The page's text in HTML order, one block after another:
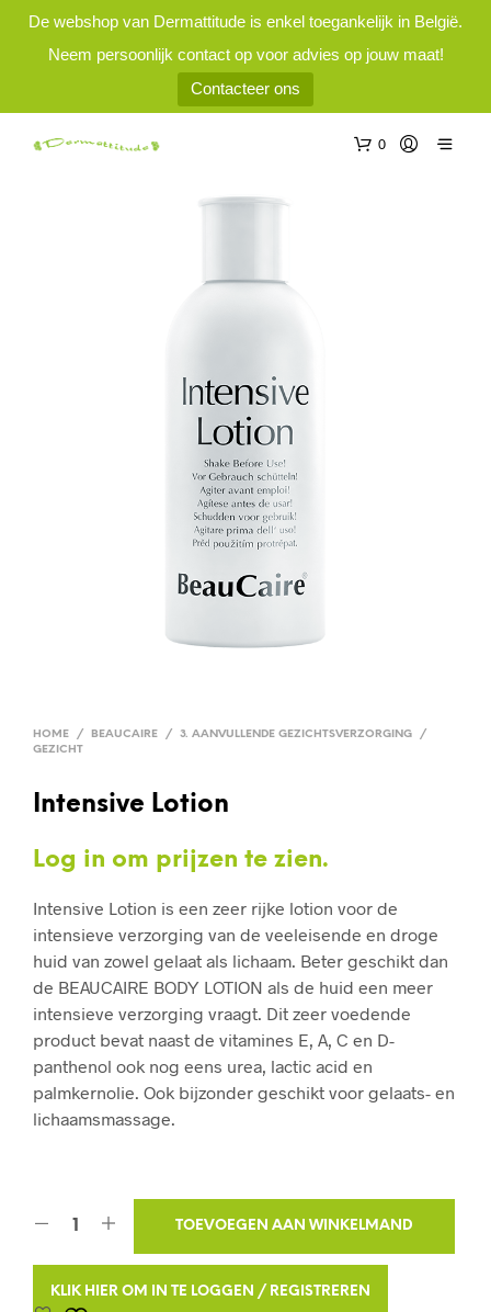
De webshop van Dermattitude is enkel toegankelijk in België.
Neem persoonlijk contact op voor advies op jouw maat!
Contacteer ons
0
HOME / BEAUCAIRE / 3. AANVULLENDE GEZICHTSVERZORGING
/
GEZICHT
Intensive Lotion
Log in om prijzen te zien.
Intensive Lotion is een zeer rijke lotion voor de
intensieve verzorging van de veeleisende en droge
huid van zowel gelaat als lichaam. Beter geschikt dan
de BEAUCAIRE BODY LOTION als de huid een meer
intensieve verzorging vraagt. Dit zeer voedende
product bevat naast de vitamines E, A, C en D-
panthenol ook nog eens urea, lactic acid en
palmkernolie. Ook bijzonder geschikt voor gelaats- en
lichaamsmassage.
TOEVOEGEN AAN WINKELMAND
KLIK HIER OM IN TE LOGGEN / REGISTREREN